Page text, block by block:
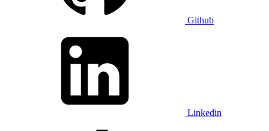
Github
Linkedin